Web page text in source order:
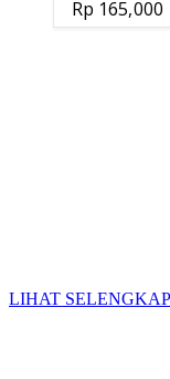
Rp 165,000
Dapatkan
Untuk
LIHAT